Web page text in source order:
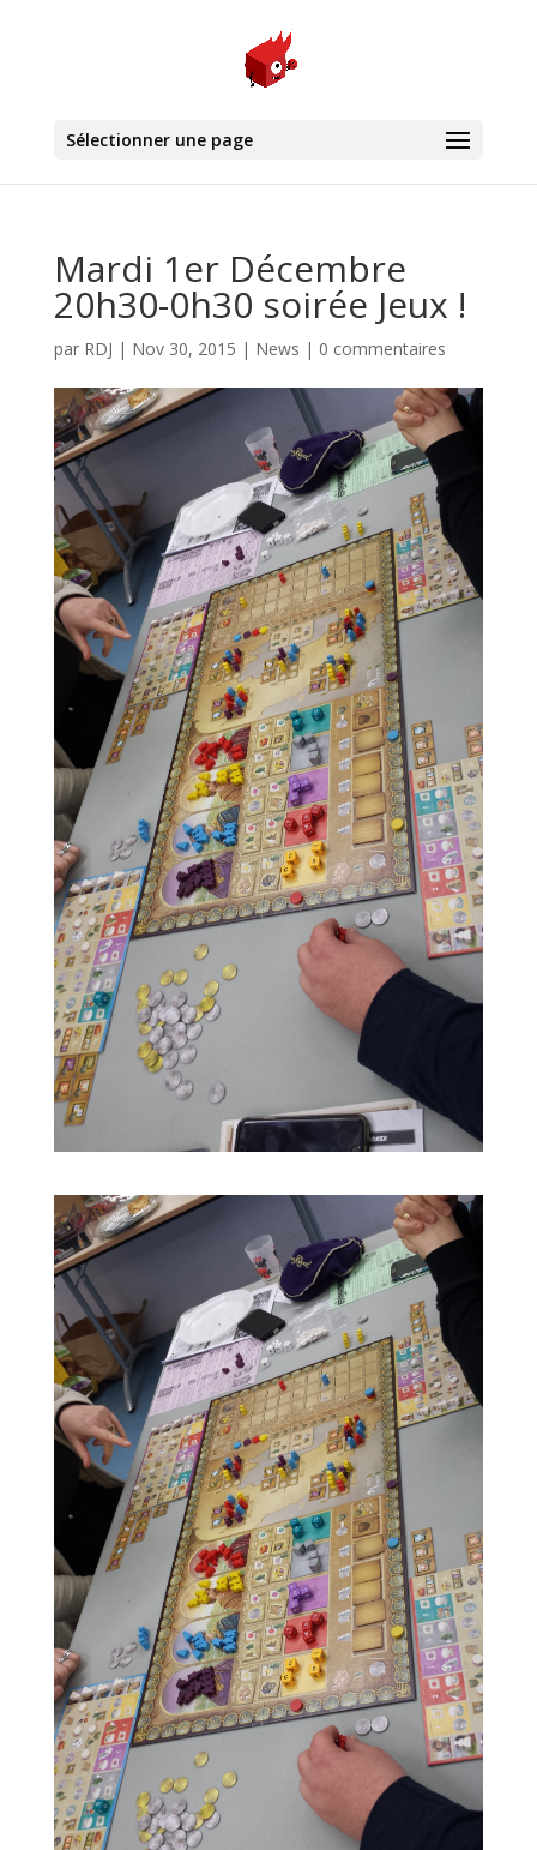
Sélectionner une page
Mardi 1er Décembre
20h30-0h30 soirée Jeux !
par RDJ | Nov 30, 2015 | News | 0 commentaires